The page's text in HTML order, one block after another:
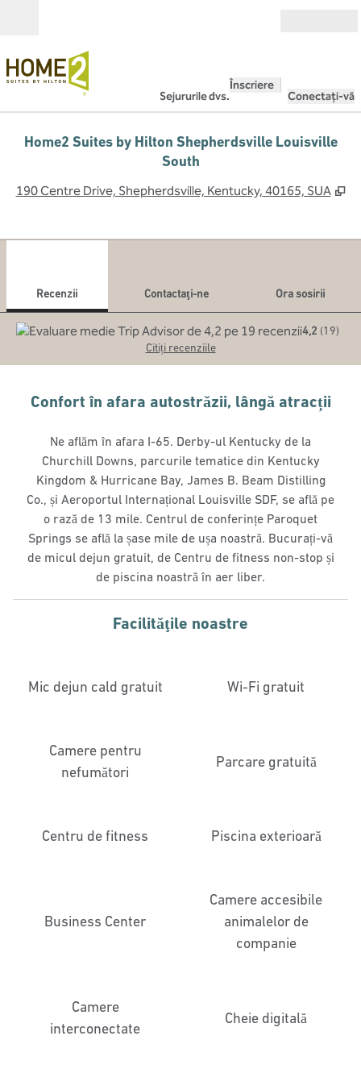
Sejururile dvs.
Înscriere
Conectați-vă
Home2 Suites by Hilton Shepherdsville Louisville
South
190 Centre Drive, Shepherdsville, Kentucky, 40165, SUA ,
Recenzii Contactaţi-ne
Ora sosirii
4,2 (19)
Citiți recenziile
Confort în afara autostrăzii, lângă atracții
Ne aflăm în afara I-65. Derby-ul Kentucky de la
Churchill Downs, parcurile tematice din Kentucky
Kingdom & Hurricane Bay, James B. Beam Distilling
Co., și Aeroportul Internațional Louisville SDF, se află pe
o rază de 13 mile. Centrul de conferințe Paroquet
Springs se află la șase mile de ușa noastră. Bucurați-vă
de micul dejun gratuit, de Centru de fitness non-stop și
de piscina noastră în aer liber.
Facilităţile noastre
Mic dejun cald gratuit Wi-Fi gratuit
Camere pentru
nefumători
Parcare gratuită
Centru de fitness Piscina exterioară
Business Center
Camere accesibile
animalelor de
companie
Camere
interconectate
Cheie digitală